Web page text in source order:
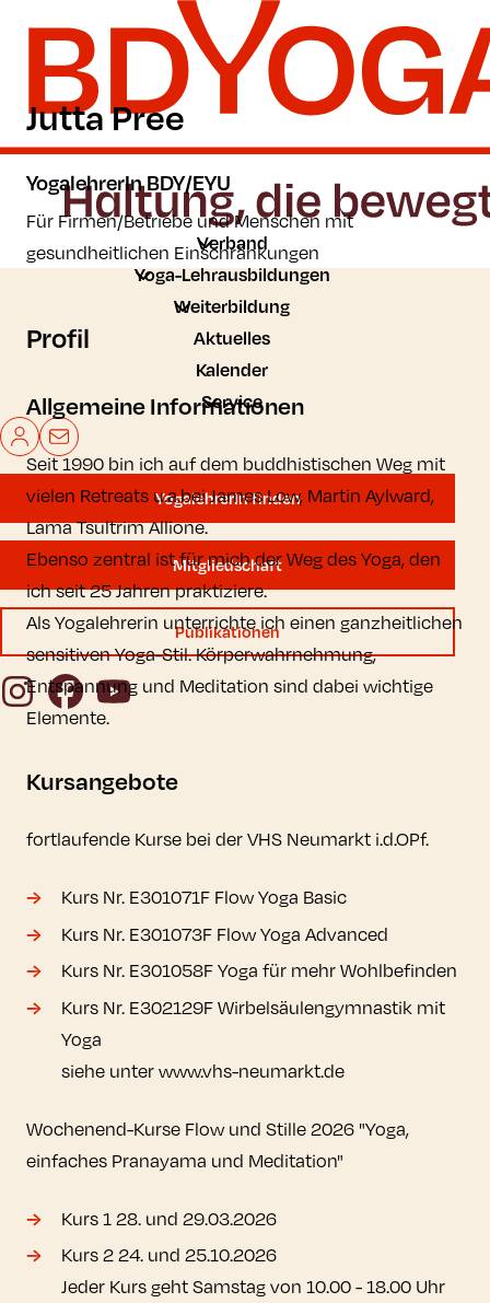
Zum Hauptinhalt der Seite springen
Zur Startseite navigieren
Verband
Yoga-Lehrausbildungen
Weiterbildung
Aktuelles
Kalender
Service
Mein BDYoga
Kontakt
YogalehrerIn finden
Mitgliedschaft
Publikationen
InstagramFacebookYouTube
Jutta Pree
YogalehrerIn BDY/EYU
Für Firmen/Betriebe und Menschen mit
gesundheitlichen Einschränkungen
Profil
Allgemeine Informationen
Seit 1990 bin ich auf dem buddhistischen Weg mit
vielen Retreats u.a.bei James Low, Martin Aylward,
Lama Tsultrim Allione.
Ebenso zentral ist für mich der Weg des Yoga, den
ich seit 25 Jahren praktiziere.
Als Yogalehrerin unterrichte ich einen ganzheitlichen
sensitiven Yoga-Stil. Körperwahrnehmung,
Entspannung und Meditation sind dabei wichtige
Elemente.
Kursangebote
fortlaufende Kurse bei der VHS Neumarkt i.d.OPf.
Kurs Nr. E301071F Flow Yoga Basic
Kurs Nr. E301073F Flow Yoga Advanced
Kurs Nr. E301058F Yoga für mehr Wohlbefinden
Kurs Nr. E302129F Wirbelsäulengymnastik mit
Yoga
siehe unter www.vhs-neumarkt.de
Wochenend-Kurse Flow und Stille 2026 "Yoga,
einfaches Pranayama und Meditation"
Kurs 1 28. und 29.03.2026
Kurs 2 24. und 25.10.2026
Jeder Kurs geht Samstag von 10.00 - 18.00 Uhr